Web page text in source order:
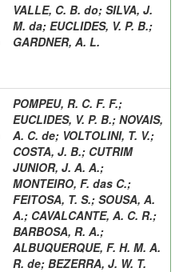
VALLE, C. B. do; SILVA, J.
M. da; EUCLIDES, V. P. B.;
GARDNER, A. L.
POMPEU, R. C. F. F.;
EUCLIDES, V. P. B.; NOVAIS,
A. C. de; VOLTOLINI, T. V.;
COSTA, J. B.; CUTRIM
JUNIOR, J. A. A.;
MONTEIRO, F. das C.;
FEITOSA, T. S.; SOUSA, A.
A.; CAVALCANTE, A. C. R.;
BARBOSA, R. A.;
ALBUQUERQUE, F. H. M. A.
R. de; BEZERRA, J. W. T.